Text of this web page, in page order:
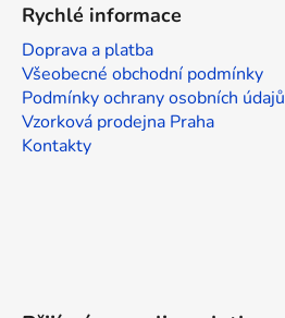
Rychlé informace
Doprava a platba
Všeobecné obchodní podmínky
Podmínky ochrany osobních údajů
Vzorková prodejna Praha
Kontakty